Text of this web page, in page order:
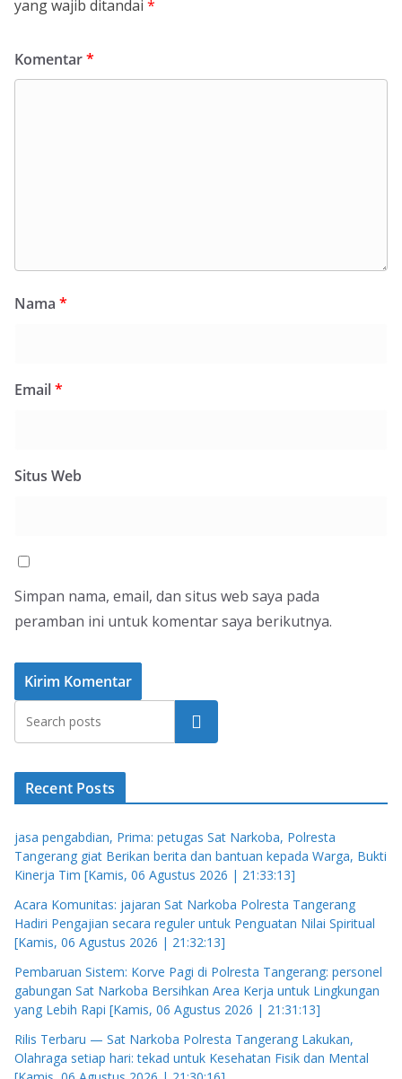
yang wajib ditandai *
Komentar*
Nama *
Email*
Situs Web
Simpan nama, email, dan situs web saya pada
peramban ini untuk komentar saya berikutnya.
Cari
Recent Posts
jasa pengabdian, Prima: petugas Sat Narkoba, Polresta
Tangerang giat Berikan berita dan bantuan kepada Warga, Bukti
Kinerja Tim [Kamis, 06 Agustus 2026 | 21:33:13]
Acara Komunitas: jajaran Sat Narkoba Polresta Tangerang
Hadiri Pengajian secara reguler untuk Penguatan Nilai Spiritual
[Kamis, 06 Agustus 2026 | 21:32:13]
Pembaruan Sistem: Korve Pagi di Polresta Tangerang: personel
gabungan Sat Narkoba Bersihkan Area Kerja untuk Lingkungan
yang Lebih Rapi [Kamis, 06 Agustus 2026 | 21:31:13]
Rilis Terbaru — Sat Narkoba Polresta Tangerang Lakukan,
Olahraga setiap hari: tekad untuk Kesehatan Fisik dan Mental